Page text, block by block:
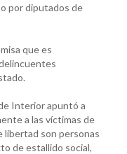
por diputados de
que es
Interior apuntó a
a las víctimas de
libertad son personas
de estallido social,